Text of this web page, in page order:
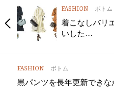
FASHION ボトム
着こなしバリ
いした…
FASHION ボトム
黒パンツを長年更新できな